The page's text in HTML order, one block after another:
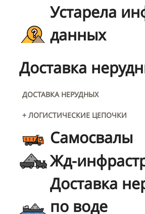
Устарела
данных
Доставка
ДОСТАВКА НЕРУДНЫХ
+ ЛОГИСТИЧЕСКИЕ ЦЕПОЧКИ
Самосвалы
Жд-
Доставка
по воде